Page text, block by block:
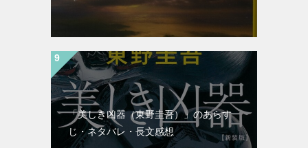
「美しき凶器（東野圭吾）」のあらす
じ・ネタバレ・長文感想